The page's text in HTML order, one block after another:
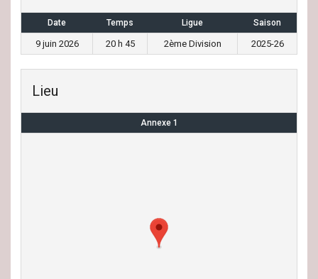
Date Temps Ligue Saison
9 juin 2026 20 h 45 2ème Division 2025-26
Lieu
Annexe 1